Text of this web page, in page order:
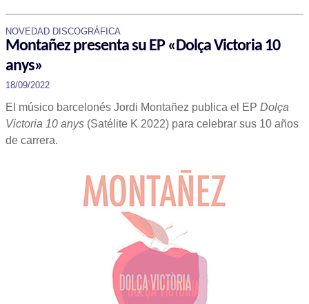
NOVEDAD DISCOGRÁFICA
Montañez presenta su EP «Dolça Victoria 10
anys»
18/09/2022
El músico barcelonés Jordi Montañez publica el EP Dolça
Victoria 10 anys (Satélite K 2022) para celebrar sus 10 años
de carrera.